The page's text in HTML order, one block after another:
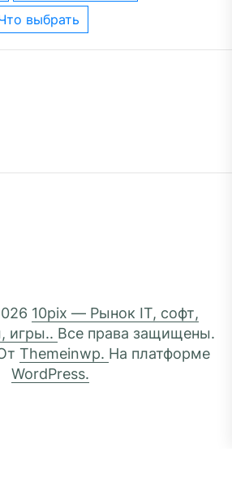
что выбрать
10pix — Рынок IT, софт,
игры.. Все права защищены.
Themeinwp. На платформе
WordPress.